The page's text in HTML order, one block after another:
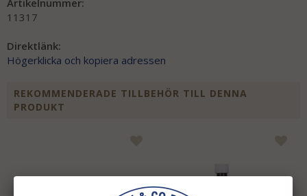
Artikelnummer:
11317
Direktlänk:
Högerklicka och kopiera adressen
REKOMMENDERADE TILLBEHÖR TILL DENNA
PRODUKT